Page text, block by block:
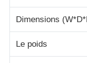
Dimensions
Le poids